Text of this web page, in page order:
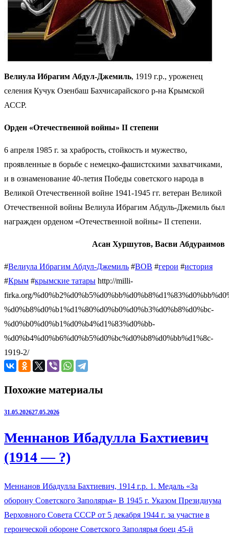
Велиула Ибрагим Абдул-Джемиль, 1919 г.р., уроженец
селения Кучук Озенбаш Бахчисарайского р-на Крымской
АССР.
Орден «Отечественной войны» II степени
6 апреля 1985 г. за храбрость, стойкость и мужество,
проявленные в борьбе с немецко-фашистскими захватчиками,
и в ознаменование 40-летия Победы советского народа в
Великой Отечественной войне 1941-1945 гг. ветеран Великой
Отечественной войны Велиула Ибрагим Абдуль-Джемиль был
награжден орденом «Отечественной войны» II степени.
Асан Хуршутов, Васви Абдураимов
#Велиула Ибрагим Абдул-Джемиль #ВОВ #герои #история
#Крым #крымские татары http://milli-
firka.org/
%d0%b8%d0%b1%d1%80%d0%b0%d0%b3%d0%b8%d0%bc-
%d0%b0%d0%b1%d0%b4%d1%83%d0%bb-
%d0%b4%d0%b6%d0%b5%d0%bc%d0%b8%d0%bb%d1%8c-
1919-2/
Похожие материалы
31.05.202627.05.2026
Меннанов Ибадулла Бахтиевич
(1914 — ?)
Меннанов Ибадулла Бахтиевич, 1914 г.р. 1. Медаль «За
оборону Советского Заполярья» В 1945 г. Указом Президиума
Верховного Совета СССР от 5 декабря 1944 г. за участие в
героической обороне Советского Заполярья боец 45-й